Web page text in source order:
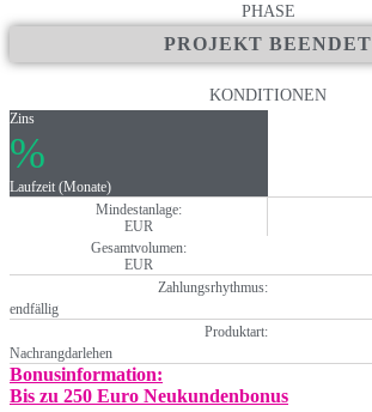
PHASE
PROJEKT BEENDET
KONDITIONEN
Zins
%
Laufzeit (Monate)
Mindestanlage:
EUR
Gesamtvolumen:
EUR
Zahlungsrhythmus:
endfällig
Produktart:
Nachrangdarlehen
Bonusinformation:
Bis zu 250 Euro Neukundenbonus